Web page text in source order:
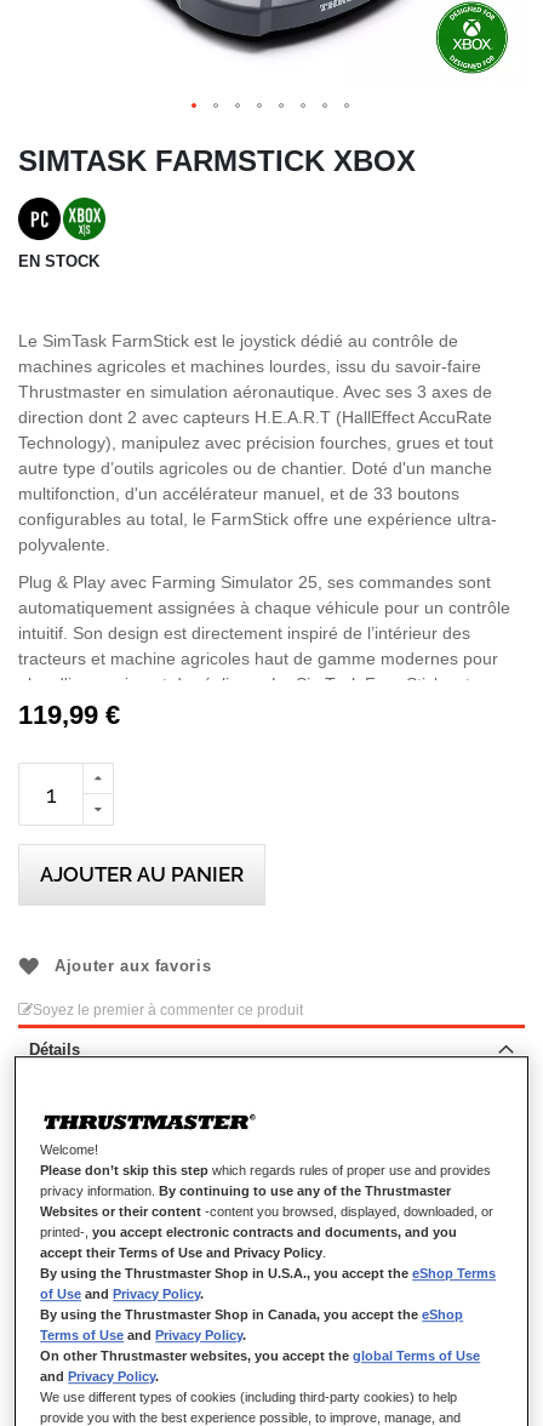
SIMTASK FARMSTICK XBOX
EN STOCK
Le SimTask FarmStick est le joystick dédié au contrôle de
machines agricoles et machines lourdes, issu du savoir-faire
Thrustmaster en simulation aéronautique. Avec ses 3 axes de
direction dont 2 avec capteurs H.E.A.R.T (HallEffect AccuRate
Technology), manipulez avec précision fourches, grues et tout
autre type d’outils agricoles ou de chantier. Doté d'un manche
multifonction, d'un accélérateur manuel, et de 33 boutons
configurables au total, le FarmStick offre une expérience ultra-
polyvalente.
Plug & Play avec Farming Simulator 25, ses commandes sont
automatiquement assignées à chaque véhicule pour un contrôle
intuitif. Son design est directement inspiré de l’intérieur des
tracteurs et machine agricoles haut de gamme modernes pour
plus d'immersion et de réalisme. Le SimTask FarmStick est
compatible Xbox Series X|S et PC (Windows 11/10), et s'associe
T128 ou T248 pour un poste de pilotage complet et immersif.
Attention : Sur Xbox Series X|S, le SimTask FarmStick doit
être utilisé avec un volant pour jouer à Farming Simulator 25.
119,99 €
AJOUTER AU PANIER
Ajouter aux favoris
Soyez le premier à commenter ce produit
Détails
PRENEZ LE CONTRÔLE, MAÎTRISEZ
CHAQUE TÂCHE !
Prenez le contrôle de n'importe quel engin agricole ou machine
lourde avec le SimTask FarmStick, le joystick Thrustmaster
Welcome!
Please don’t skip this step which regards rules of proper use and provides
privacy information.By continuing to use any of the Thrustmaster
Websites or their content -content you browsed, displayed, downloaded, or
printed-,you accept electronic contracts and documents, and you
accept their Terms of Use and Privacy Policy
By using the Thrustmaster Shop in U.S.A., you accept theeShop Terms
of Use andPrivacy Policy.
By using the Thrustmaster Shop in Canada, you accept theeShop
Terms of Use andPrivacy Policy.
On other Thrustmaster websites, you accept theglobal Terms of Use
andPrivacy Policy.
We use different types of cookies (including third-party cookies) to help
provide you with the best experience possible, to improve, manage, and